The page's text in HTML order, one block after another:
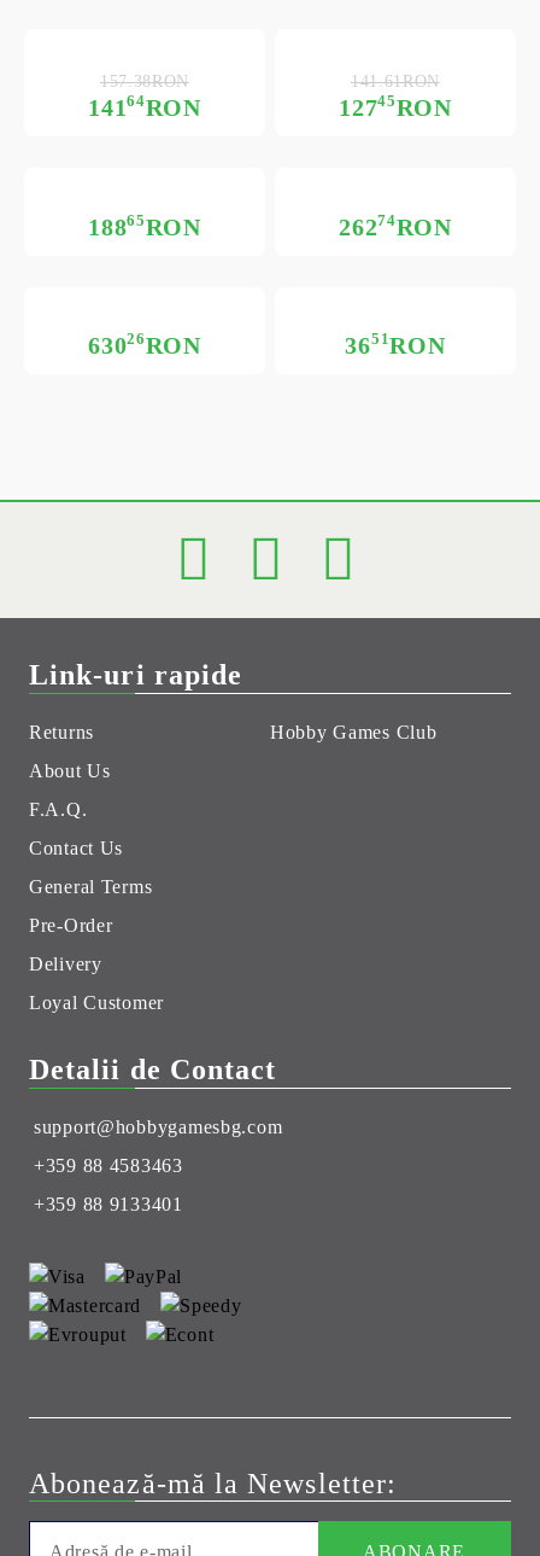
14164RON
157.38RON
12745RON
141.61RON
18865RON 26274RON
63026RON 3651RON
Link-uri rapide
Returns
About Us
F.A.Q.
Contact Us
General Terms
Pre-Order
Delivery
Loyal Customer
Hobby Games Club
Detalii de Contact
support@hobbygamesbg.com
+359 88 4583463
+359 88 9133401
Abonează-mă la Newsletter: